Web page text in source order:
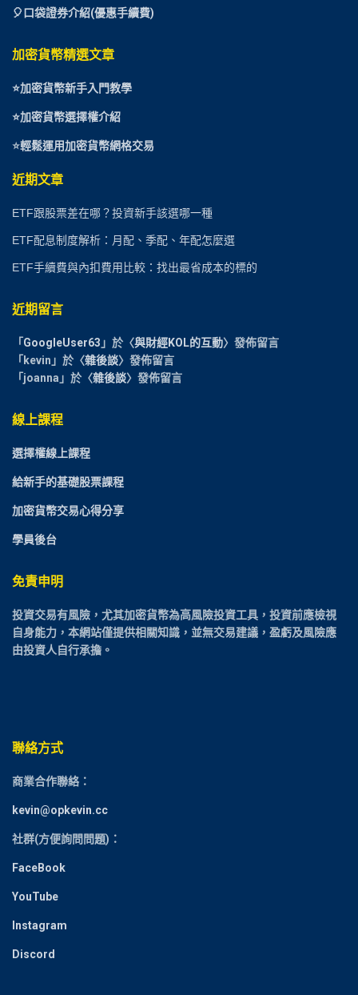
🎈口袋證券介紹(優惠手續費)
加密貨幣精選文章
⭐加密貨幣新手入門教學
⭐加密貨幣選擇權介紹
⭐輕鬆運用加密貨幣網格交易
近期文章
ETF跟股票差在哪？投資新手該選哪一種
ETF配息制度解析：月配、季配、年配怎麼選
ETF手續費與內扣費用比較：找出最省成本的標的
近期留言
「GoogleUser63 」於〈與財經KOL的互動〉發佈留言
「kevin 」於〈雜後談〉發佈留言
「joanna 」於〈雜後談〉發佈留言
線上課程
選擇權線上課程
給新手的基礎股票課程
加密貨幣交易心得分享
學員後台
免責申明
投資交易有風險，尤其加密貨幣為高風險投資工具，投資前應檢視
自身能力，本網站僅提供相關知識，並無交易建議，盈虧及風險應
由投資人自行承擔。
聯絡方式
商業合作聯絡：
kevin@opkevin.cc
社群(方便詢問問題)：
FaceBook
YouTube
Instagram
Discord